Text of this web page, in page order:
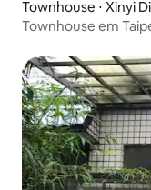
Townhouse ⋅ Xinyi
Townhouse em